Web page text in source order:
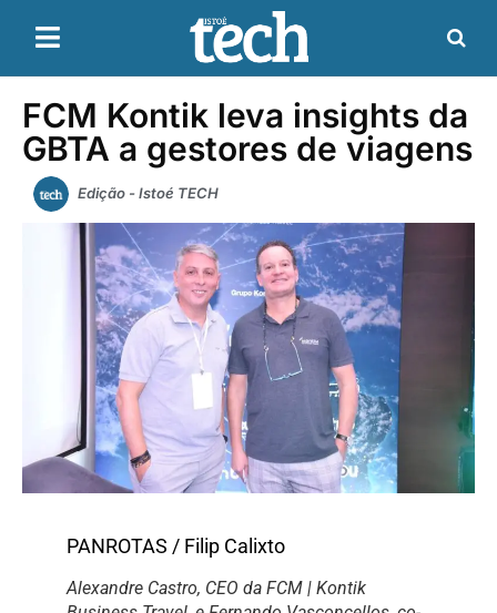
FCM Kontik leva insights da
GBTA a gestores de viagens
Edição - Istoé TECH
PANROTAS / Filip Calixto
Alexandre Castro, CEO da FCM | Kontik